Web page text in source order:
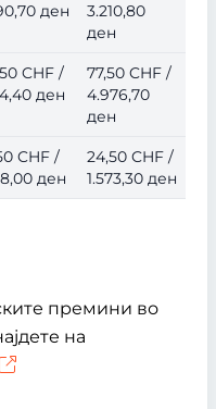
ден
3.210,80
ден
CHF /
ден
77,50 CHF /
4.976,70
ден
CHF /
ден
24,50 CHF /
1.573,30 ден
премини во
на